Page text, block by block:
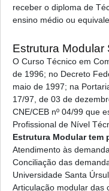
receber o diploma de
ensino médio ou
Estrutura Modular
O Curso Técnico em
de 1996; no Decreto
maio de 1997; na
17/97, de 03 de
CNE/CEB nº 04/99 que
Profissional de Nível
Estrutura Modular tem
Atendimento às
Conciliação das
Universidade Santa
Articulação modular das